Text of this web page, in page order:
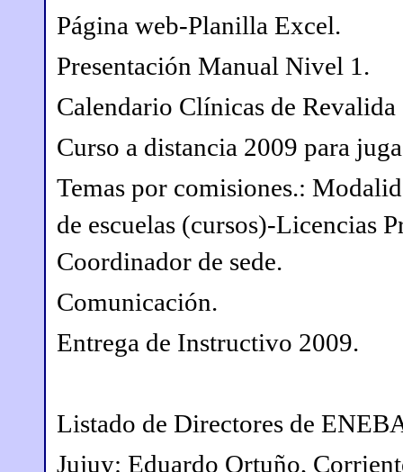
Página web-Planilla Excel.
Presentación Manual Nivel 1.
Calendario Clínicas de Revalida
Curso a distancia 2009 para
Temas por comisiones.:
de escuelas (cursos)-Licencias
Coordinador de sede.
Comunicación.
Entrega de Instructivo 2009.
Listado de Directores de
Jujuy: Eduardo Ortuño,